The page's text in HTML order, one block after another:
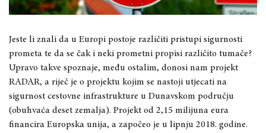
Jeste li znali da u Europi postoje različiti pristupi sigurnosti
prometa te da se čak i neki prometni propisi različito tumače?
Upravo takve spoznaje, među ostalim, donosi nam projekt
RADAR, a riječ je o projektu kojim se nastoji utjecati na
sigurnost cestovne infrastrukture u Dunavskom području
(obuhvaća deset zemalja). Projekt od 2,15 milijuna eura
financira Europska unija, a započeo je u lipnju 2018. godine.